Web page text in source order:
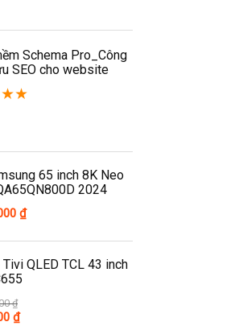
Schema Pro_Công
SEO cho website
★★
65 inch 8K Neo
2024
₫
QLED TCL 43 inch
₫
₫Current